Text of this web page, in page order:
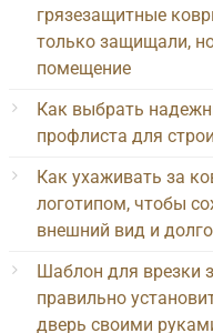
грязезащитные
только защищали,
помещение
Как выбрать
профлиста для
Как ухаживать за
логотипом, чтобы
внешний вид и
Шаблон для врезки
правильно
дверь своими